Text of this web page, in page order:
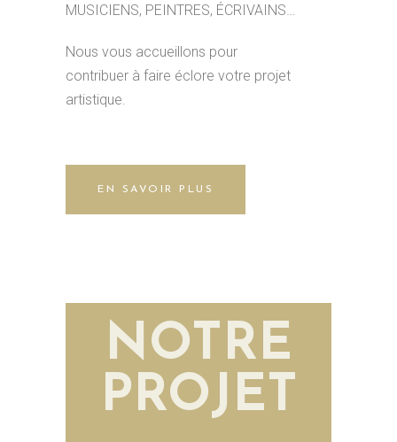
MUSICIENS, PEINTRES, ÉCRIVAINS…
Nous vous accueillons pour
contribuer à faire éclore votre projet
artistique.
EN SAVOIR PLUS
NOTRE
PROJET